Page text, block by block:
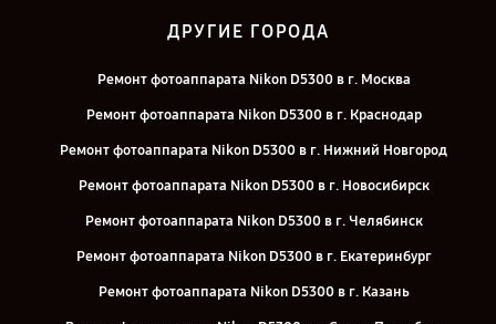
ДРУГИЕ ГОРОДА
Ремонт фотоаппарата Nikon D5300 в г. Москва
Ремонт фотоаппарата Nikon D5300 в г. Краснодар
Ремонт фотоаппарата Nikon D5300 в г. Нижний Новгород
Ремонт фотоаппарата Nikon D5300 в г. Новосибирск
Ремонт фотоаппарата Nikon D5300 в г. Челябинск
Ремонт фотоаппарата Nikon D5300 в г. Екатеринбург
Ремонт фотоаппарата Nikon D5300 в г. Казань